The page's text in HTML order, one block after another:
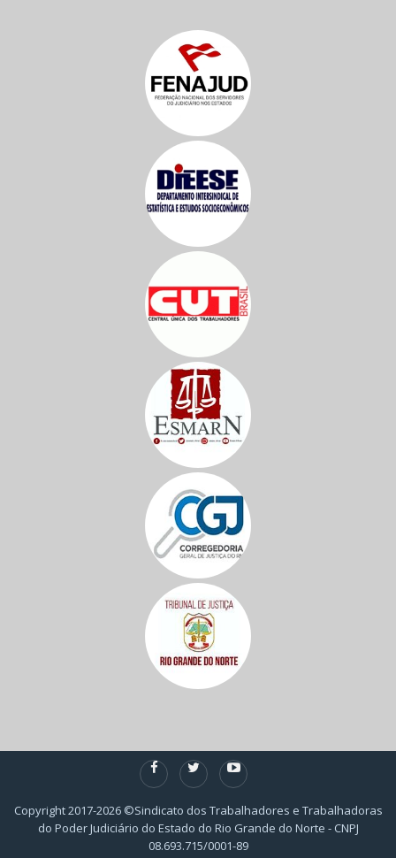
Copyright 2017-2026 ©Sindicato dos Trabalhadores e Trabalhadoras
do Poder Judiciário do Estado do Rio Grande do Norte - CNPJ
08.693.715/0001-89